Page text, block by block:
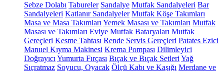
Sebze Dolabı Tabureler Sandalye Mutfak Sandalyeleri Bar
Sandalyeleri Katlanır Sandalyeler Mutfak Köşe Takımları
Masa ve Masa Takımları Yemek Masası ve Takımları Mutfak
Masası ve Takımları Eviye Mutfak Bataryaları Mutfak
Gereçleri Kesme Tahtası Rende Servis Gereçleri Patates Ezici
Manuel Kıyma Makinesi Krema Pompası Dilimleyici
Doğrayıcı Yumurta Fırçası Bıçak ve Bıçak Setleri Yağ
Sıçratmaz Soyucu, Oyacak Ölçü Kabı ve Kaşığı Merdane ve